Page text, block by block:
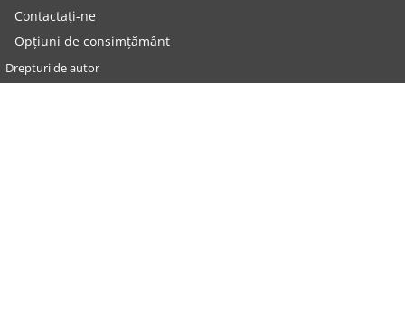
Contactați-ne
Opțiuni de consimțământ
Drepturi de autor